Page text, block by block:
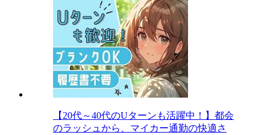
【20代～40代のUターンも活躍中！】都会
のラッシュから、マイカー通勤の快適さ